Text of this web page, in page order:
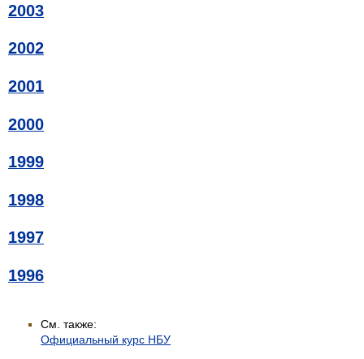
2003
2002
2001
2000
1999
1998
1997
1996
См. также:
Официальный курс НБУ